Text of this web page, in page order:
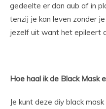
gedeelte er dan aub af in
tenzij je kan leven zonder
jezelf uit want het epileert
Hoe haal ik de Black Mask
Je kunt deze diy black